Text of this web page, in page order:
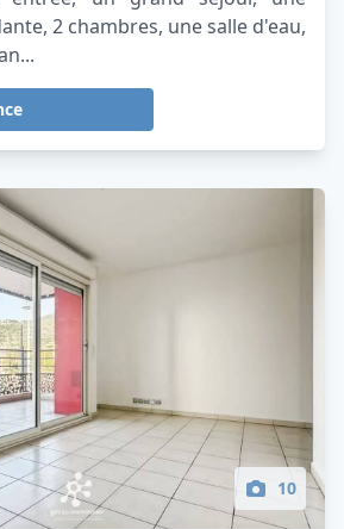
2 chambres, une salle d'eau,
10